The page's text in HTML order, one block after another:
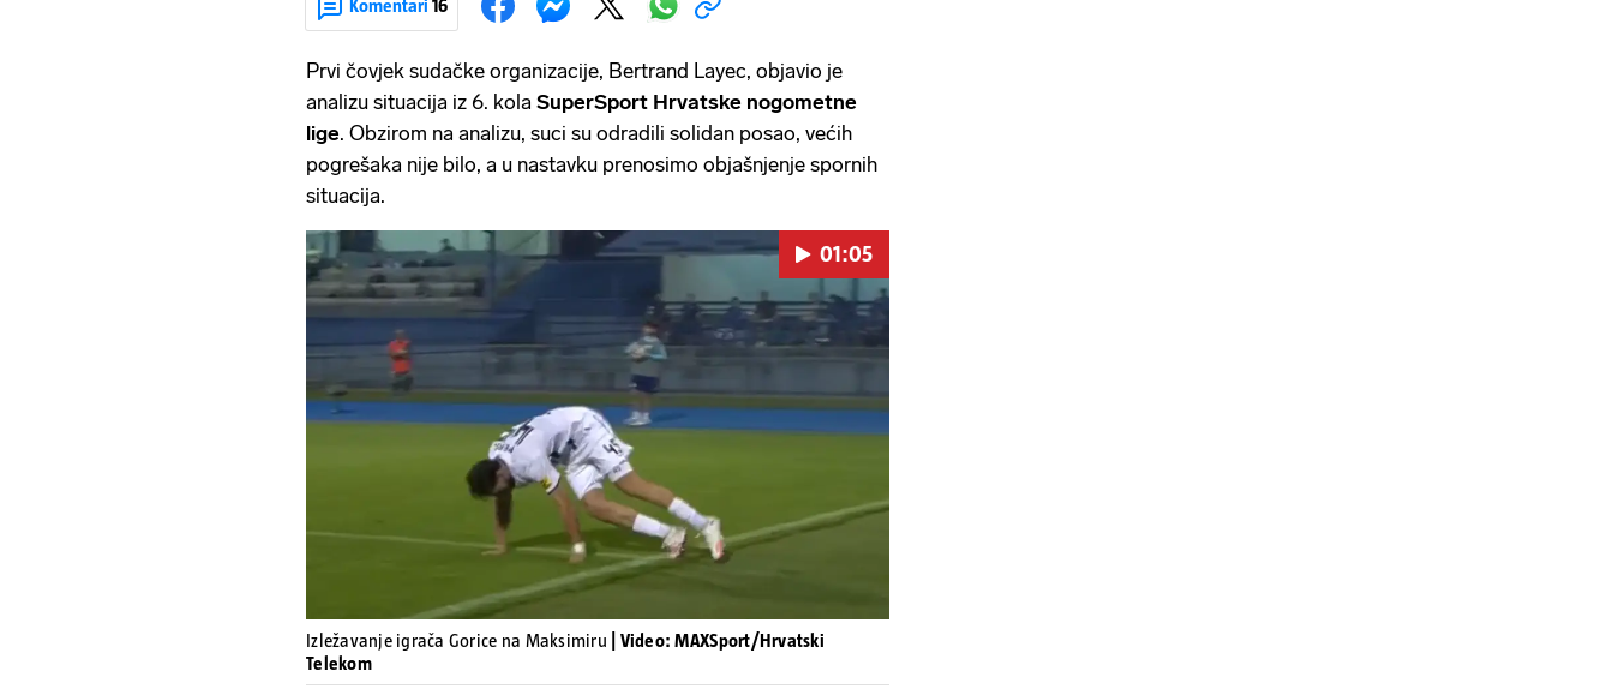
Komentari 16
Prvi čovjek sudačke organizacije, Bertrand Layec, objavio je
analizu situacija iz 6. kola SuperSport Hrvatske nogometne
lige. Obzirom na analizu, suci su odradili solidan posao, većih
pogrešaka nije bilo, a u nastavku prenosimo objašnjenje spornih
situacija.
Pokretanje videa...
01:05
Izležavanje igrača Gorice na Maksimiru
| Video: MAXSport/Hrvatski
Telekom